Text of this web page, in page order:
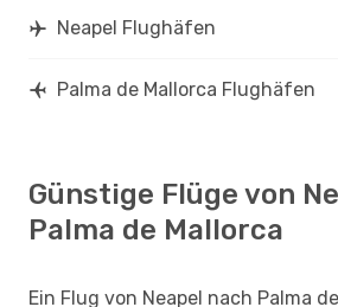
Neapel Flughäfen
Palma de Mallorca Flughäfen
Günstige Flüge von
Palma de Mallorca
Ein Flug von Neapel nach Palma